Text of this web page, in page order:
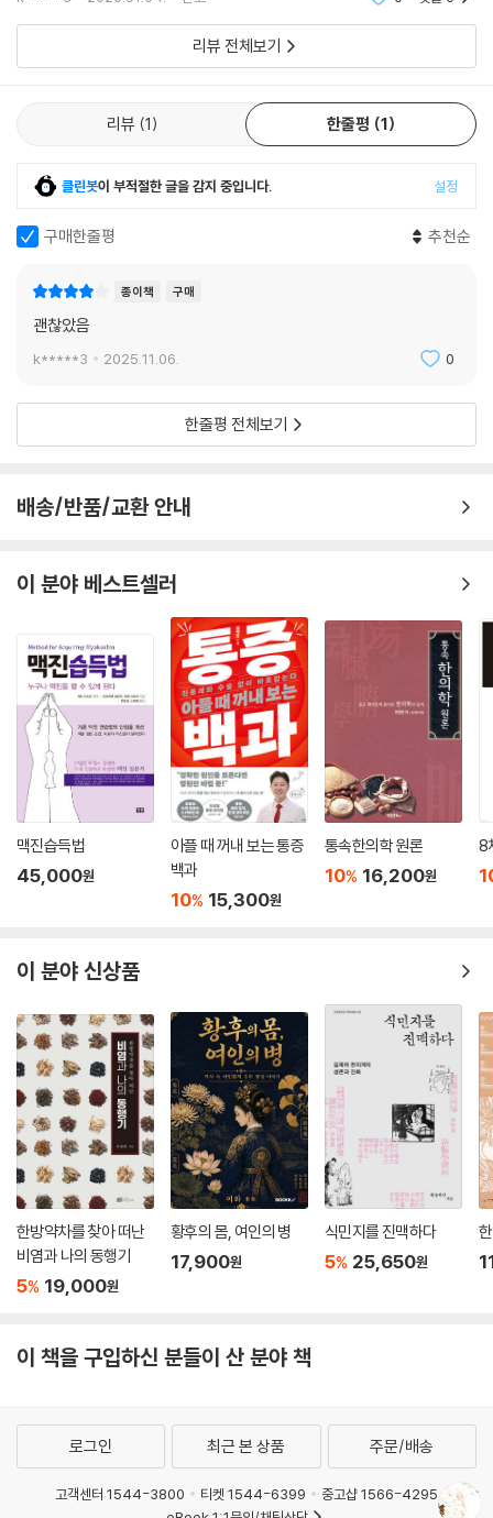
리뷰 전체보기
리뷰 1 한줄평 1
클린봇이 부적절한 글을 감지 중입니다. 설정
구매한줄평 추천순
종이책 구매
괜찮았음
k*****3 2025.11.06. 0
한줄평 전체보기
배송/반품/교환 안내
이 분야 베스트셀러
맥진습득법
45,000원
아플 때 꺼내 보는 통증
백과
10% 15,300원
통속한의학 원론
10% 16,200원
8
이 분야 신상품
한방약차를 찾아 떠난
비염과 나의 동행기
5% 19,000원
황후의 몸, 여인의 병
17,900원
식민지를 진맥하다
5% 25,650원
이 책을 구입하신 분들이 산 분야 책
로그인 최근 본 상품 주문/배송
고객센터 1544-3800 티켓 1544-6399
중고샵 1566-4295